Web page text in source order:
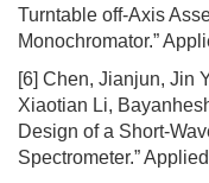
Turntable off-Axis
Monochromator.”
[6] Chen, Jianjun, Jin
Xiaotian Li,
Design of a Short-
Spectrometer.”